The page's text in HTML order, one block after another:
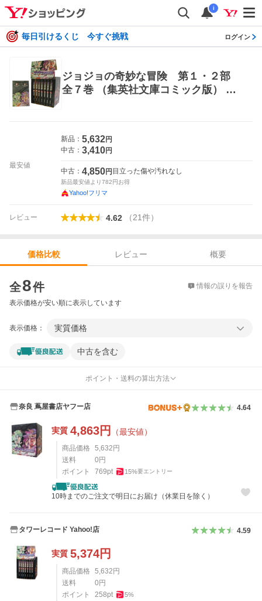
i
毎日引けるくじ 今すぐ挑戦 ログイン
ジョジョの奇妙な冒険 第１・２部
全７巻 （集英社文庫コミック版） 荒
最安値
新品： 5,632円
中古： 3,410円
中古： 4,850円 目立った傷や汚れなし
新品最安値より782円お得
Yahoo!フリマ
レビュー 4.62 （21件）
価格比較 レビュー
概要
全8件 情報の誤りを報告
表示価格が安い順に表示しています
表示価格： 実質価格
中古を含む
ポイント・送料の算出方法
奈良 蔦屋書店ヤフー店 4.64
実質 4,863円 （最安値）
商品価格 5,632 円
送料
0 円
ポイント
769pt 15%要エントリー
10時までのご注文で明日にお届け（休業日を除く）
タワーレコード Yahoo!店 4.59
実質 5,374円
商品価格 5,632円
送料
0円
ポイント
258pt 5%